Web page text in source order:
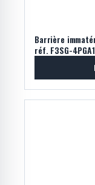
Barrière
réf. F3SG-